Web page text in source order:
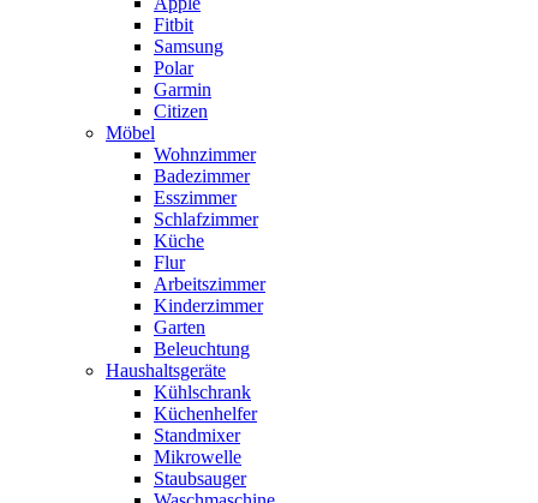
Fitbit
Samsung
Polar
Garmin
Citizen
Möbel
Wohnzimmer
Badezimmer
Esszimmer
Schlafzimmer
Küche
Flur
Arbeitszimmer
Kinderzimmer
Garten
Beleuchtung
Haushaltsgeräte
Kühlschrank
Küchenhelfer
Standmixer
Mikrowelle
Staubsauger